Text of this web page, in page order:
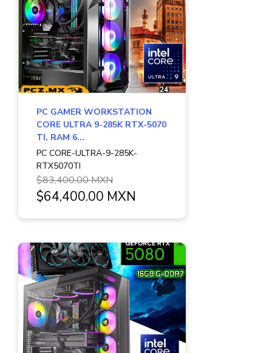
PC GAMER WORKSTATION
CORE ULTRA 9-285K RTX-5070
TI, RAM 6...
PC CORE-ULTRA-9-285K-
RTX5070TI
$83,400.00 MXN
$64,400.00 MXN